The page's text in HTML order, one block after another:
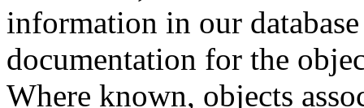
information in our
documentation for the
Where known, objects